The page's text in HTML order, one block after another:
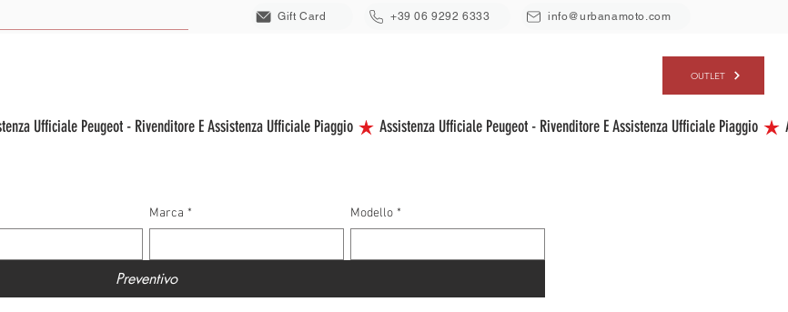
Gift Card +39 06 9292 6333 info@urbanamoto.com
OUTLET
Marca * Modello *
Preventivo